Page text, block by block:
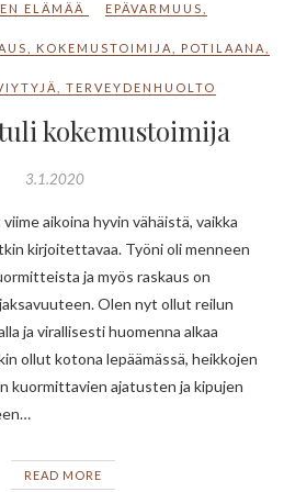
ELÄMÄÄ EPÄVARMUUS
KOKEMUSTOIMIJA POTILAANA
TERVEYDENHUOLTO
kokemustoimija
3.1.2020
aikoina hyvin vähäistä, vaikka
kirjoitettavaa. Työni oli menneen
ja myös raskaus on
Olen nyt ollut reilun
ja virallisesti huomenna alkaa
ollut kotona lepäämässä, heikkojen
kuormittavien ajatusten ja kipujen
READ MORE